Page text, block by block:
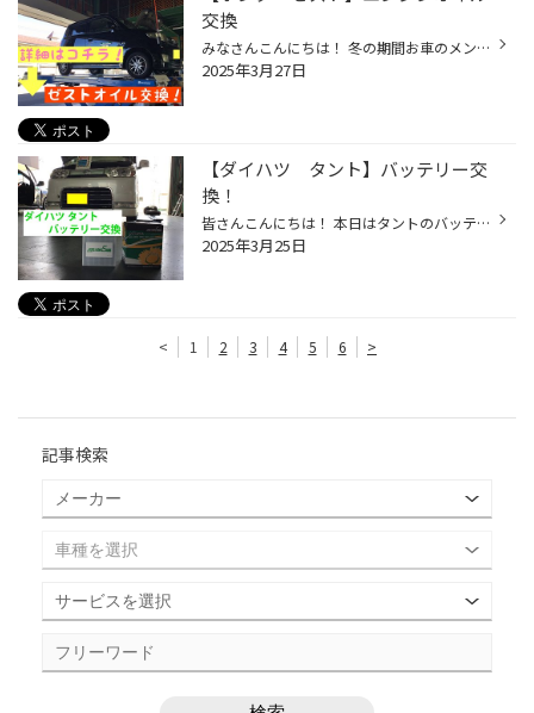
交換
みなさんこんにちは！ 冬の期間お車のメンテナンスあまりされていない なんて方も多いのではないでしょうか？ 春に向けてオイル交換なんていかがですか？ 今回はオイル交換をご紹介します！ さっそく作業していきます！ 下抜きしていきます！ 下抜きしたのでドレンボルトの パッキンを交換します！ ...
2025年3月27日
【ダイハツ タント】バッテリー交
換！
皆さんこんにちは！ 本日はタントのバッテリー交換の ご紹介です！ 降雪もありエアコンを使っている方は 多いかと思います！ そうなると負担がかかるのが 『バッテリー』ですよね！ 最近の気温低下などでここ数日間 バッテリー交換のお問い合わせが 多くなってきています。 バッテリーは急激な気温...
2025年3月25日
< 1 2 3 4 5 6 >
記事検索